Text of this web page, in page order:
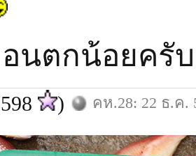
นตกน้อยครั
) คห.28: 22 ธ.ค.